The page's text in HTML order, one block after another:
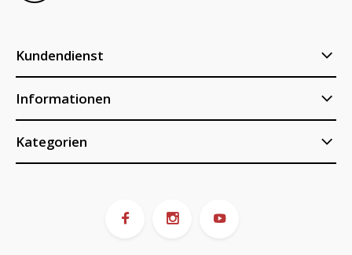
Kundendienst
Informationen
Kategorien